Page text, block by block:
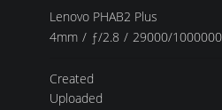
Lenovo PHAB2 Plus
4mm / ƒ/2.8 / 29000/
Created
Uploaded